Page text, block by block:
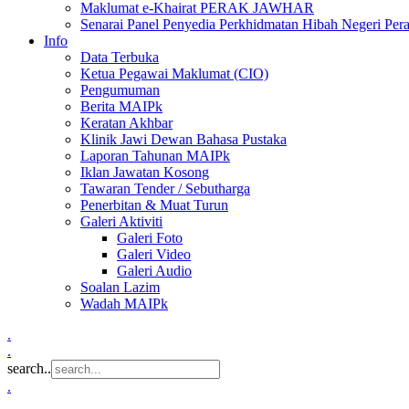
Maklumat e-Khairat PERAK JAWHAR
Senarai Panel Penyedia Perkhidmatan Hibah Negeri
Info
Data Terbuka
Ketua Pegawai Maklumat (CIO)
Pengumuman
Berita MAIPk
Keratan Akhbar
Klinik Jawi Dewan Bahasa Pustaka
Laporan Tahunan MAIPk
Iklan Jawatan Kosong
Tawaran Tender / Sebutharga
Penerbitan & Muat Turun
Galeri Aktiviti
Galeri Foto
Galeri Video
Galeri Audio
Soalan Lazim
Wadah MAIPk
.
.
search..
.